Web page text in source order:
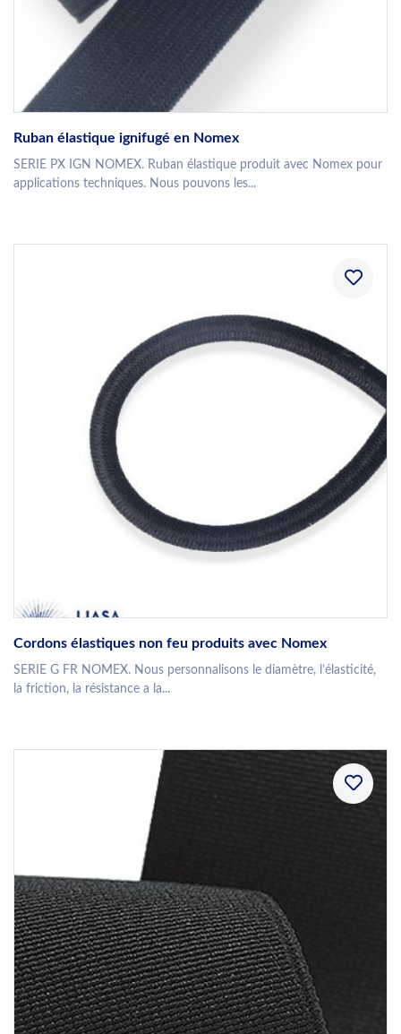
Ruban élastique ignifugé en Nomex
SERIE PX IGN NOMEX. Ruban élastique produit avec Nomex pour
applications techniques. Nous pouvons les...
Cordons élastiques non feu produits avec Nomex
SERIE G FR NOMEX. Nous personnalisons le diamètre, l’élasticité,
la friction, la résistance a la...